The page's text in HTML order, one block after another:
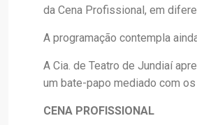
da Cena Profissional, em
A programação contempla
A Cia. de Teatro de Jundiaí
um bate-papo mediado com os
CENA PROFISSIONAL